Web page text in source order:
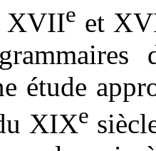
XVIIe et
étude
XIXe